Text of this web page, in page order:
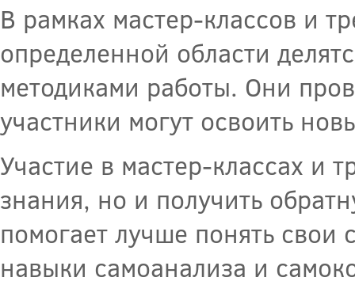
В рамках мастер-классов и
определенной области
методиками работы. Они
участники могут освоить
Участие в мастер-классах и
знания, но и получить
помогает лучше понять свои
навыки самоанализа и